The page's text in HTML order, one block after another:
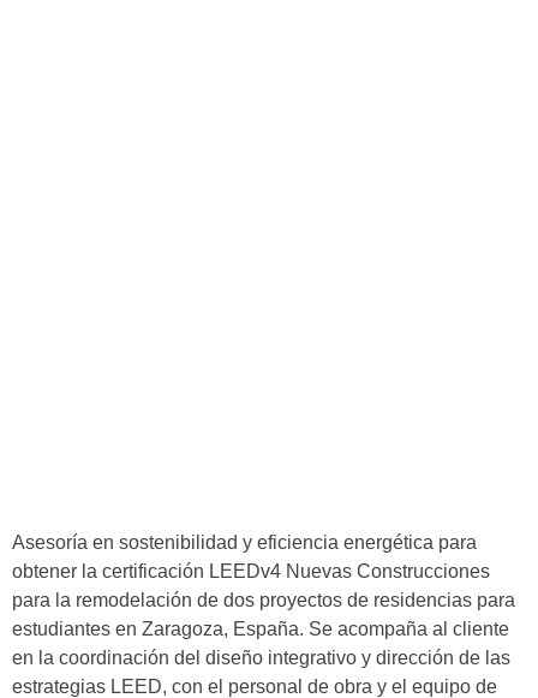
Asesoría en sostenibilidad y eficiencia energética para
obtener la certificación LEEDv4 Nuevas Construcciones
para la remodelación de dos proyectos de residencias para
estudiantes en Zaragoza, España. Se acompaña al cliente
en la coordinación del diseño integrativo y dirección de las
estrategias LEED, con el personal de obra y el equipo de